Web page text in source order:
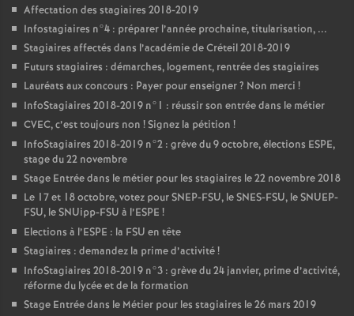
Affectation des stagiaires 2018-2019
Infostagiaires n°4 : préparer l’année prochaine, titularisation, ...
Stagiaires affectés dans l’académie de Créteil 2018-2019
Futurs stagiaires : démarches, logement, rentrée des stagiaires
Lauréats aux concours : Payer pour enseigner? Non merci !
InfoStagiaires 2018-2019 n°1 : réussir son entrée dans le métier
CVEC, c’est toujours non ! Signez la pétition !
InfoStagiaires 2018-2019 n°2 : grève du 9 octobre, élections ESPE,
stage du 22 novembre
Stage Entrée dans le métier pour les stagiaires le 22 novembre 2018
Le 17 et 18 octobre, votez pourSNEP-FSU, leSNES-FSU, leSNUEP-
FSU, le SNUipp-FSU à l’ESPE !
Elections à l’ESPE : la FSU en tête
Stagiaires : demandez la prime d’activité!
InfoStagiaires 2018-2019 n°3 : grève du 24 janvier, prime d’activité,
réforme du lycée et de la formation
Stage Entrée dans le Métier pour les stagiaires le 26 mars 2019